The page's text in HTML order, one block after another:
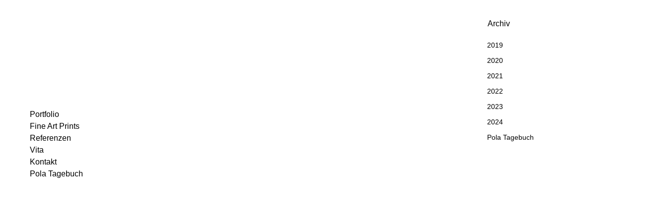
Portfolio
Fine Art Prints
Referenzen
Vita
Kontakt
Pola Tagebuch
Archiv
2019
2020
2021
2022
2023
2024
Pola Tagebuch